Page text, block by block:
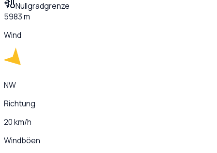
Nullgradgrenze
5983 m
Wind
NW
Richtung
20 km/h
Windböen